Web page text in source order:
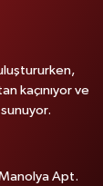
kaçınıyor ve
Apt.